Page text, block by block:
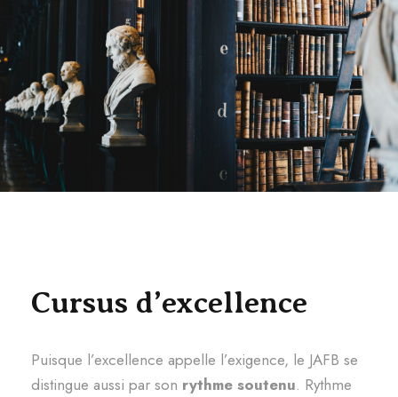
Cursus d’excellence
Puisque l’excellence appelle l’exigence, le JAFB se
distingue aussi par son rythme soutenu. Rythme